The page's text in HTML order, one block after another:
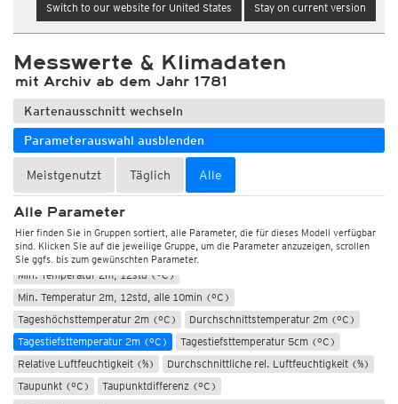
Switch to our website for United States Stay on current version
Messwerte & Klimadaten
mit Archiv ab dem Jahr 1781
Kartenausschnitt wechseln
Parameterauswahl ausblenden
Meistgenutzt Täglich Alle
Alle Parameter
Hier finden Sie in Gruppen sortiert, alle Parameter, die für dieses Modell verfügbar
sind. Klicken Sie auf die jeweilige Gruppe, um die Parameter anzuzeigen, scrollen
Sie ggfs. bis zum gewünschten Parameter.
Wetter, Luftdruck
Temperatur und Luftfeuchtigkeit
Temperatur 2m (°C)
Max. Temperatur 2m, 12std (°C)
Max. Temperatur 2m, 12std, alle 10min (°C)
Min. Temperatur 2m, 12std (°C)
Min. Temperatur 2m, 12std, alle 10min (°C)
Tageshöchsttemperatur 2m (°C)
Durchschnittstemperatur 2m (°C)
Tagestiefsttemperatur 2m (°C)
Tagestiefsttemperatur 5cm (°C)
Relative Luftfeuchtigkeit (%)
Durchschnittliche rel. Luftfeuchtigkeit (%)
Taupunkt (°C)
Taupunktdifferenz (°C)